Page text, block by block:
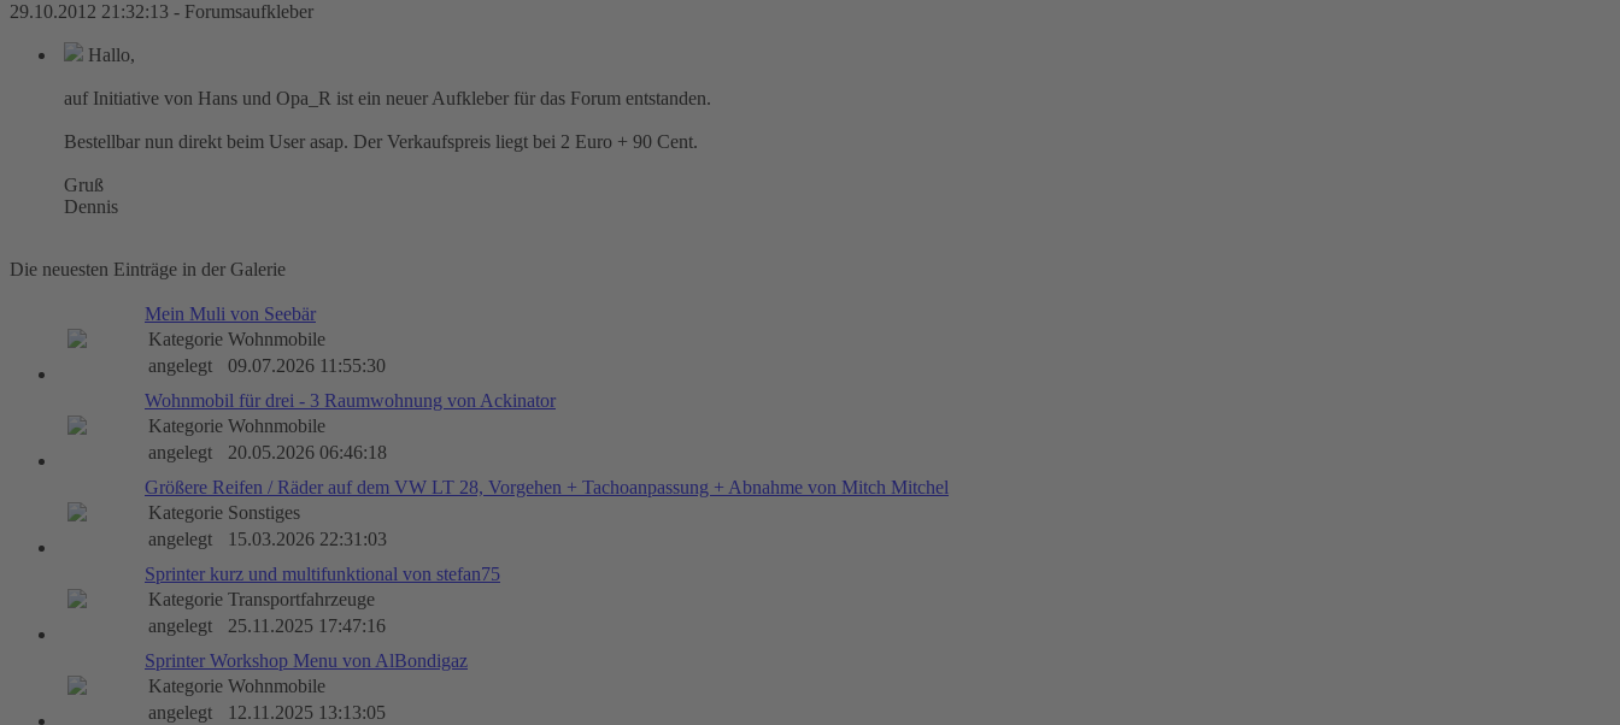
29.10.2012 21:32:13 - Forumsaufkleber
Hallo,
auf Initiative von Hans und Opa_R ist ein neuer Aufkleber für das Forum entstanden.
Bestellbar nun direkt beim User asap. Der Verkaufspreis liegt bei 2 Euro + 90 Cent.
Gruß
Dennis
Die neuesten Einträge in der Galerie
Mein Muli von Seebär
Kategorie Wohnmobile
angelegt
09.07.2026 11:55:30
Wohnmobil für drei - 3 Raumwohnung von Ackinator
Kategorie Wohnmobile
angelegt
20.05.2026 06:46:18
Größere Reifen / Räder auf dem VW LT 28, Vorgehen + Tachoanpassung + Abnahme von Mitch Mitchel
Kategorie Sonstiges
angelegt
15.03.2026 22:31:03
Sprinter kurz und multifunktional von stefan75
Kategorie Transportfahrzeuge
angelegt
25.11.2025 17:47:16
Sprinter Workshop Menu von AlBondigaz
Kategorie Wohnmobile
angelegt
12.11.2025 13:13:05